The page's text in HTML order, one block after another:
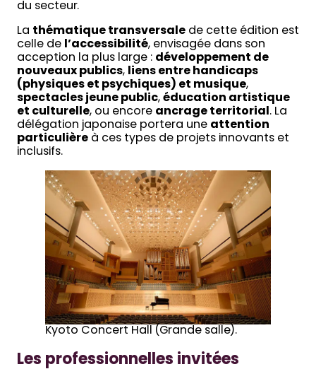
du secteur.
La thématique transversale de cette édition est
celle de l’accessibilité, envisagée dans son
acception la plus large : développement de
nouveaux publics, liens entre handicaps
(physiques et psychiques) et musique,
spectacles jeune public, éducation artistique
et culturelle, ou encore ancrage territorial. La
délégation japonaise portera une attention
particulière à ces types de projets innovants et
inclusifs.
Kyoto Concert Hall (Grande salle).
Les professionnelles invitées